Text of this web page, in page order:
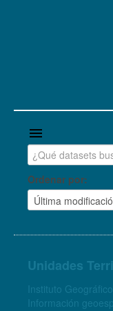
Ordenar por
Unidades
Instituto
Información